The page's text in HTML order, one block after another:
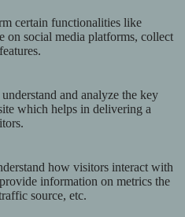
certain functionalities like
on social media platforms, collect
and analyze the key
which helps in delivering a
how visitors interact with
information on metrics the
source, etc.